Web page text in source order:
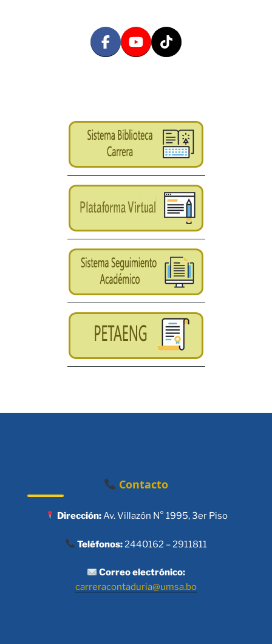
Contacto
Dirección:Av. Villazón N° 1995, 3er Piso
Teléfonos:2440162 – 2911811
Correo electrónico:
carreracontaduria@umsa.bo